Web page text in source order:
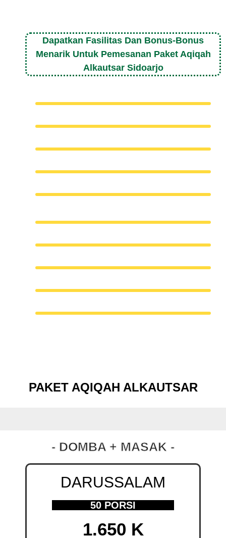
Dapatkan Fasilitas Dan Bonus-Bonus
Menarik Untuk Pemesanan Paket Aqiqah
Alkautsar Sidoarjo
PAKET AQIQAH ALKAUTSAR
- DOMBA + MASAK -
DARUSSALAM
50 PORSI
1.650 K